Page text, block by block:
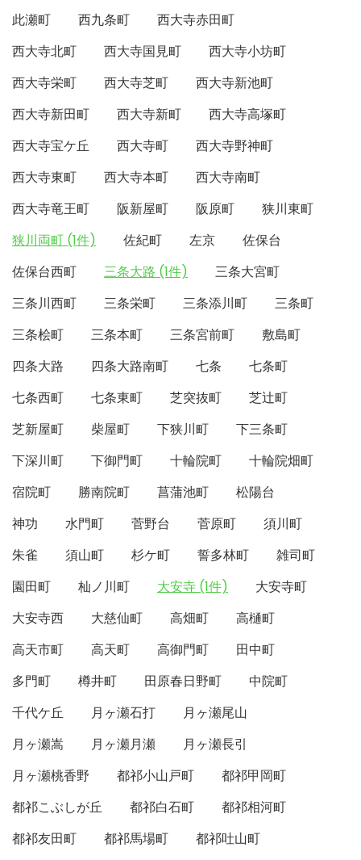
此瀬町 西九条町
西大寺赤田町
西大寺北町
西大寺国見町
西大寺小坊町
西大寺栄町
西大寺芝町
西大寺新池町
西大寺新田町
西大寺新町
西大寺高塚町
西大寺宝ケ丘
西大寺町
西大寺野神町
西大寺東町
西大寺本町
西大寺南町
西大寺竜王町
阪新屋町 阪原町
狭川東町
狭川両町 (1件)
佐紀町 左京
佐保台
佐保台西町
三条大路 (1件)
三条大宮町
三条川西町
三条栄町 三条添川町
三条町
三条桧町
三条本町 三条宮前町
敷島町
四条大路
四条大路南町 七条
七条町
七条西町
七条東町 芝突抜町
芝辻町
芝新屋町
柴屋町 下狭川町
下三条町
下深川町
下御門町 十輪院町
十輪院畑町
宿院町
勝南院町 菖蒲池町
松陽台
神功
水門町 菅野台 菅原町
須川町
朱雀
須山町 杉ケ町 誓多林町
雑司町
園田町
杣ノ川町 大安寺 (1件)
大安寺町
大安寺西
大慈仙町 高畑町
高樋町
高天市町
高天町 高御門町
田中町
多門町
樽井町 田原春日野町
中院町
千代ケ丘
月ヶ瀬石打
月ヶ瀬尾山
月ヶ瀬嵩
月ヶ瀬月瀬
月ヶ瀬長引
月ヶ瀬桃香野
都祁小山戸町
都祁甲岡町
都祁こぶしが丘
都祁白石町
都祁相河町
都祁友田町
都祁馬場町
都祁吐山町